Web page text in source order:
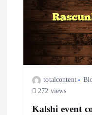
totalcontent
272 views
Kalshi event